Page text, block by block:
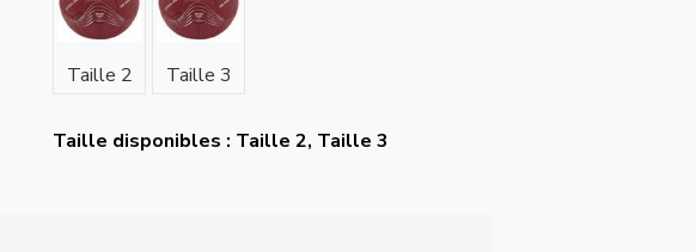
Taille 2 Taille 3
Taille disponibles : Taille 2, Taille 3